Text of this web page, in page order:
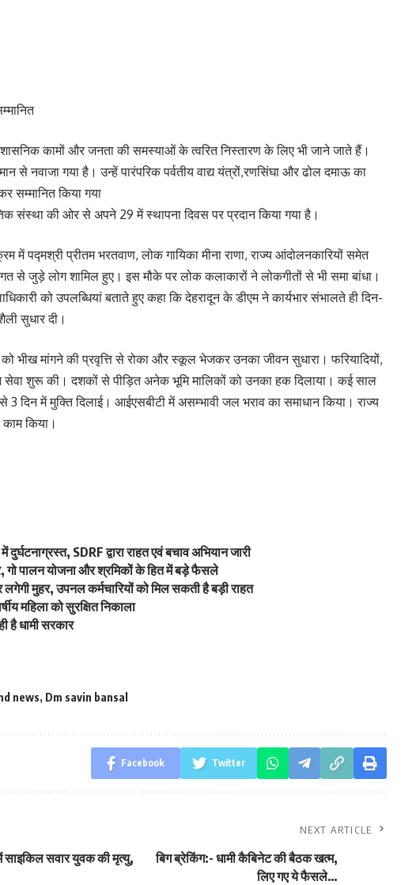
कामों और जनता की समस्याओं के त्वरित निस्तारण के लिए भी जाने जाते हैं।
से नवाजा गया है। उन्हें पारंपरिक पर्वतीय वाद्य यंत्रों,रणसिंघा और ढोल दमाऊ का
सम्मानित किया गया
संस्था की ओर से अपने 29 में स्थापना दिवस पर प्रदान किया गया है।
में पद्मश्री प्रीतम भरतवाण, लोक गायिका मीना राणा, राज्य आंदोलनकारियों समेत
से जुड़े लोग शामिल हुए। इस मौके पर लोक कलाकारों ने लोकगीतों से भी समा बांधा।
को उपलब्धियां बताते हुए कहा कि देहरादून के डीएम ने कार्यभार संभालते ही दिन-
सुधार दी।
को भीख मांगने की प्रवृत्ति से रोका और स्कूल भेजकर उनका जीवन सुधारा। फरियादियों,
सेवा शुरू की। दशकों से पीड़ित अनेक भूमि मालिकों को उनका हक दिलाया। कई साल
दिन में मुक्ति दिलाई। आईएसबीटी में असम्भावी जल भराव का समाधान किया। राज्य
काम किया।
SDRF द्वारा राहत एवं बचाव अभियान जारी
गो पालन योजना और श्रमिकों के हित में बड़े फैसले
मुहर, उपनल कर्मचारियों को मिल सकती है बड़ी राहत
महिला को सुरक्षित निकाला
है धामी सरकार
news, Dm savin bansal
Facebook Twitter
साइकिल सवार युवक की मृत्यु,
NEXT ARTICLE
बिग ब्रेकिंग:- धामी कैबिनेट की बैठक खत्म,
लिए गए ये फैसले…